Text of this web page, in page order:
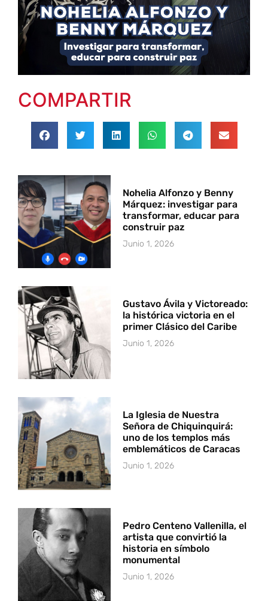
COMPARTIR
Nohelia Alfonzo y Benny
Márquez: investigar para
transformar, educar para
construir paz
Junio 1, 2026
Gustavo Ávila y Victoreado:
la histórica victoria en el
primer Clásico del Caribe
Junio 1, 2026
La Iglesia de Nuestra
Señora de Chiquinquirá:
uno de los templos más
emblemáticos de Caracas
Junio 1, 2026
Pedro Centeno Vallenilla, el
artista que convirtió la
historia en símbolo
monumental
Junio 1, 2026